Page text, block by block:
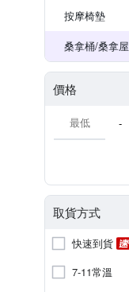
按摩椅墊
桑拿桶/桑拿屋
價格
-
取貨方式
快速到貨
7-11常溫